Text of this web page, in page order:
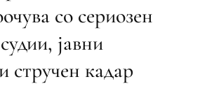
со сериозен
јавни
стручен кадар